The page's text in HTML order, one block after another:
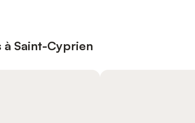
Saint-Cyprien